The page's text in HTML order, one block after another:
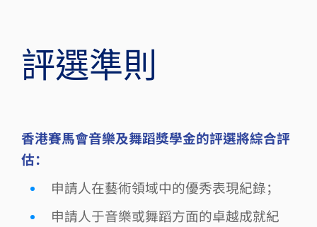
​評選準則
香港賽馬會音樂及舞蹈獎學金的評選將綜合評
估：
申請人在藝術領域中的優秀表現紀錄；
申請人于音樂或舞蹈方面的卓越成就紀